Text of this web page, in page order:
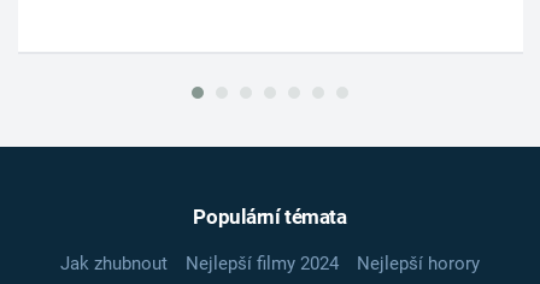
Populární témata
Jak zhubnout Nejlepší filmy 2024
Nejlepší horory